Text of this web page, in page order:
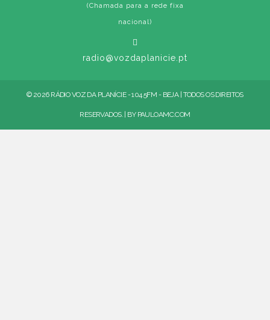
(Chamada para a rede fixa
nacional)
radio@vozdaplanicie.pt
© 2026 RÁDIO VOZ DA PLANÍCIE - 104.5FM - BEJA | TODOS OS DIREITOS
RESERVADOS. | BY PAULOAMC.COM